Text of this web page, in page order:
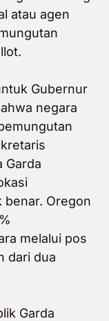
atau agen
Gubernur
negara
Garda
benar. Oregon
melalui pos
dari dua
Garda